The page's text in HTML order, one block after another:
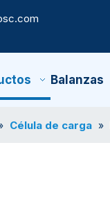
Balanzas
Célula de carga »